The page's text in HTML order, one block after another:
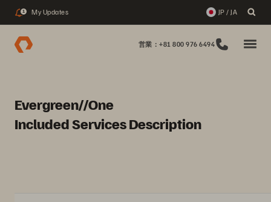
1 My Updates JP / JA
営業：+81 800 976 6494
Evergreen//One
Included Services Description